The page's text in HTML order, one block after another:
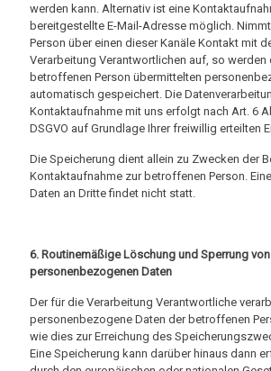
werden kann. Alternativ ist eine
bereitgestellte E-Mail-Adresse möglich.
Person über einen dieser Kanäle Kontakt mit
Verarbeitung Verantwortlichen auf, so werden
betroffenen Person übermittelten
automatisch gespeichert. Die
Kontaktaufnahme mit uns erfolgt nach Art. 6
DSGVO auf Grundlage Ihrer freiwillig erteilten
Die Speicherung dient allein zu Zwecken der
Kontaktaufnahme zur betroffenen Person.
Daten an Dritte findet nicht statt.
6. Routinemäßige Löschung und Sperrung von
personenbezogenen Daten
Der für die Verarbeitung Verantwortliche
personenbezogene Daten der betroffenen
wie dies zur Erreichung des
Eine Speicherung kann darüber hinaus dann